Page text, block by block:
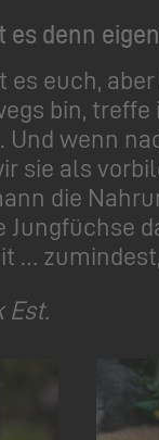
es denn
euch,
bin,
Und wenn
sie als
die
Jungfüchse
…
Est.